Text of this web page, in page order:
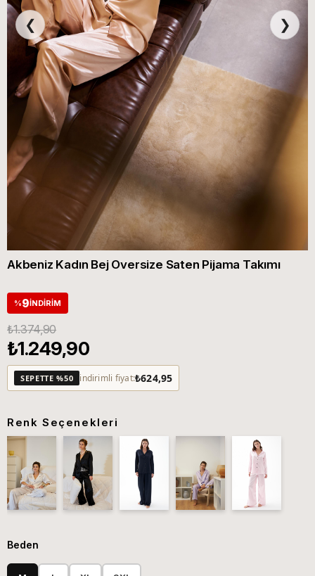
❮ ❯
Akbeniz Kadın Bej Oversize Saten Pijama Takımı
%9İNDIRIM
₺1.374,90
₺1.249,90
SEPETTE %50 indirimli fiyat:₺624,95
Renk Seçenekleri
Beden